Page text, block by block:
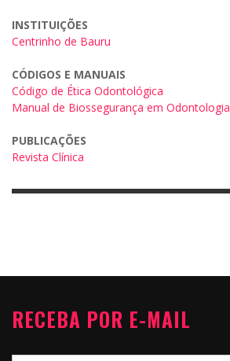
INSTITUIÇÕES
Centrinho de Bauru
CÓDIGOS E MANUAIS
Código de Ética Odontológica
Manual de Biossegurança em Odontologia
PUBLICAÇÕES
Revista Clínica
RECEBA POR E-MAIL